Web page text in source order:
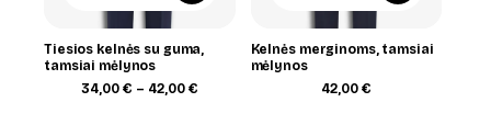
Tiesios kelnės su guma,
tamsiai mėlynos
34,00 € – 42,00 €Price
Kelnės merginoms, tamsiai
mėlynos
42,00 €